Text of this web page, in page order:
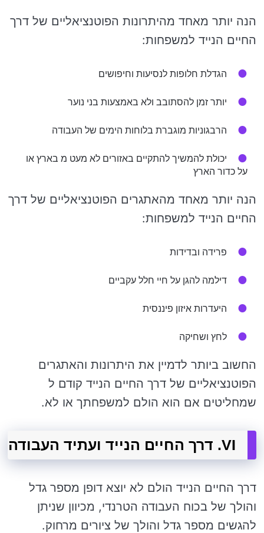
הנה יותר מאחד מהיתרונות הפוטנציאליים של דרך
החיים הנייד למשפחות:
הגדלת חלופות לנסיעות וחיפושים
יותר זמן להסתובב ולא באמצעות בני נוער
הרבגוניות מוגברת בלוחות הימים של העבודה
יכולת להמשיך להתקיים באזורים לא מעט מ בארץ או
על כדור הארץ
הנה יותר מאחד מהאתגרים הפוטנציאליים של דרך
החיים הנייד למשפחות:
פרידה ובדידות
דילמה להגן על חיי חלל עקביים
היעדרות איזון פיננסית
לחץ ושחיקה
החשוב ביותר לדמיין את היתרונות והאתגרים
הפוטנציאליים של דרך החיים הנייד קודם ל
שמחליטים אם הוא הולם למשפחתך או לא.
VI. דרך החיים הנייד ועתיד העבודה
דרך החיים הנייד הולם לא יוצא דופן מספר גדל
והולך של בכוח העבודה הטרנדי, מכיוון שניתן
להגשים מספר גדל והולך של ציורים מרחוק.